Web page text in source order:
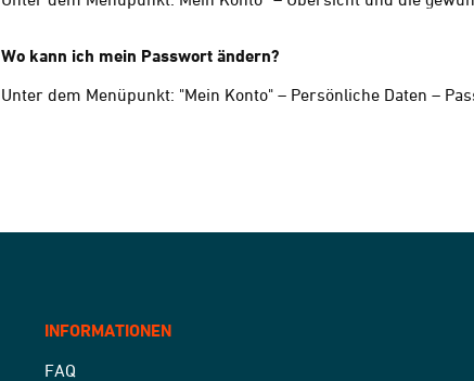
Wo kann ich mein Passwort ändern?
Unter dem Menüpunkt: "Mein Konto" – Persönliche Daten –
INFORMATIONEN
FAQ